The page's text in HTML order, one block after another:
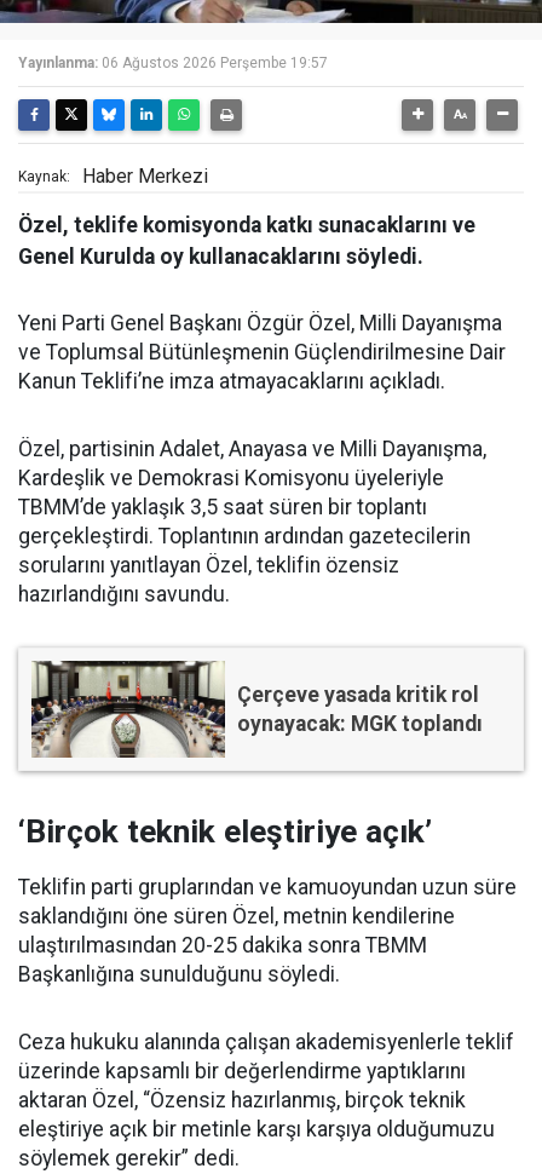
Yayınlanma: 06 Ağustos 2026 Perşembe 19:57
Kaynak: Haber Merkezi
Özel, teklife komisyonda katkı sunacaklarını ve
Genel Kurulda oy kullanacaklarını söyledi.
Yeni Parti Genel Başkanı Özgür Özel, Milli Dayanışma
ve Toplumsal Bütünleşmenin Güçlendirilmesine Dair
Kanun Teklifi’ne imza atmayacaklarını açıkladı.
Özel, partisinin Adalet, Anayasa ve Milli Dayanışma,
Kardeşlik ve Demokrasi Komisyonu üyeleriyle
TBMM’de yaklaşık 3,5 saat süren bir toplantı
gerçekleştirdi. Toplantının ardından gazetecilerin
sorularını yanıtlayan Özel, teklifin özensiz
hazırlandığını savundu.
Çerçeve yasada kritik rol
oynayacak: MGK toplandı
‘Birçok teknik eleştiriye açık’
Teklifin parti gruplarından ve kamuoyundan uzun süre
saklandığını öne süren Özel, metnin kendilerine
ulaştırılmasından 20-25 dakika sonra TBMM
Başkanlığına sunulduğunu söyledi.
Ceza hukuku alanında çalışan akademisyenlerle teklif
üzerinde kapsamlı bir değerlendirme yaptıklarını
aktaran Özel, “Özensiz hazırlanmış, birçok teknik
eleştiriye açık bir metinle karşı karşıya olduğumuzu
söylemek gerekir” dedi.